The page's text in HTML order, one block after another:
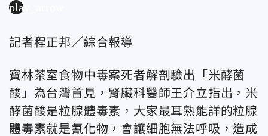
play_arrow
記者程正邦／綜合報導
寶林茶室食物中毒案死者解剖驗出「米酵菌
酸」為台灣首見，腎臟科醫師王介立指出，米
酵菌酸是粒腺體毒素，大家最耳熟能詳的粒腺
體毒素就是氰化物，會讓細胞無法呼吸，造成